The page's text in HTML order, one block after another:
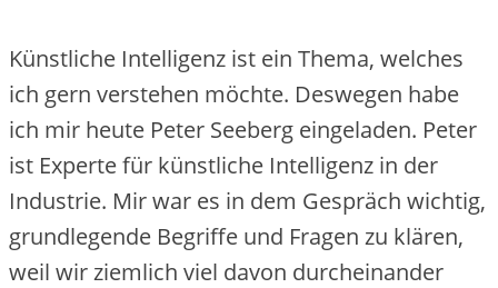
Künstliche Intelligenz ist ein Thema, welches
ich gern verstehen möchte. Deswegen habe
ich mir heute Peter Seeberg eingeladen. Peter
ist Experte für künstliche Intelligenz in der
Industrie. Mir war es in dem Gespräch wichtig,
grundlegende Begriffe und Fragen zu klären,
weil wir ziemlich viel davon durcheinander